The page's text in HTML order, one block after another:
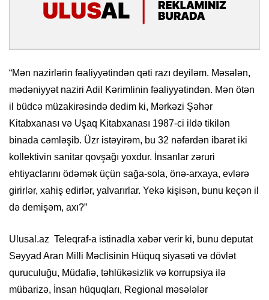
“Mən nazirlərin fəaliyyətindən qəti razı deyiləm. Məsələn,
mədəniyyət naziri Adil Kərimlinin fəaliyyətindən. Mən ötən
il büdcə müzakirəsində dedim ki, Mərkəzi Şəhər
Kitabxanası və Uşaq Kitabxanası 1987-ci ildə tikilən
binada cəmləşib. Üzr istəyirəm, bu 32 nəfərdən ibarət iki
kollektivin sanitar qovşağı yoxdur. İnsanlar zəruri
ehtiyaclarını ödəmək üçün sağa-sola, önə-arxaya, evlərə
girirlər, xahiş edirlər, yalvarırlar. Yekə kişisən, bunu keçən il
də demişəm, axı?”
Ulusal.az Teleqraf-a istinadla xəbər verir ki, bunu deputat
Səyyad Aran Milli Məclisinin Hüquq siyasəti və dövlət
quruculuğu, Müdafiə, təhlükəsizlik və korrupsiya ilə
mübarizə, İnsan hüquqları, Regional məsələlər